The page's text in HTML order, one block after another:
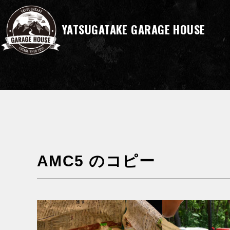
YATSUGATAKE GARAGE HOUSE
AMC5 のコピー